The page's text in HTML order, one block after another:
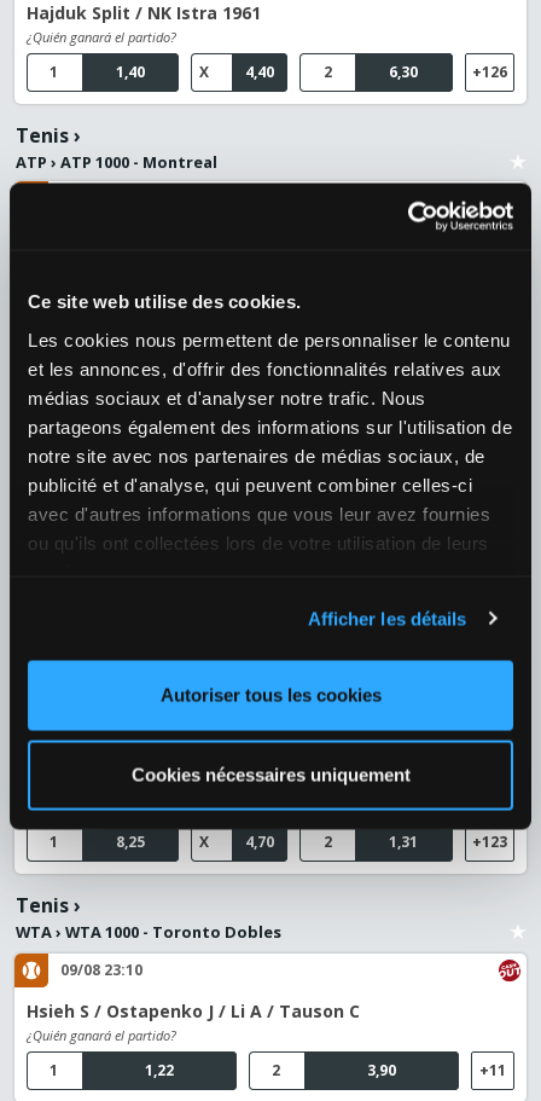
Ce site web utilise des cookies.
Les cookies nous permettent de personnaliser le contenu
et les annonces, d'offrir des fonctionnalités relatives aux
médias sociaux et d'analyser notre trafic. Nous
partageons également des informations sur l'utilisation de
notre site avec nos partenaires de médias sociaux, de
publicité et d'analyse, qui peuvent combiner celles-ci
avec d'autres informations que vous leur avez fournies
ou qu'ils ont collectées lors de votre utilisation de leurs
Afficher les détails
Autoriser tous les cookies
Cookies nécessaires uniquement
Hajduk Split / NK Istra 1961
¿Quién ganará el partido?
1,40
1 4,40
X 6,30
2 +126
Tenis›
ATP › ATP 1000 - Montreal
1,39
1 2
Tallon Griekspoor (NED) / Merida Aguilar, Daniel
¿Quién ganará el partido?
1,77
1 1,99
2 +39
10/08 01:10
Botic Van De Zandschulp (NED) / Jakub Mensik (RTC)
1,35 +40
Ucrania - Premier Liga
09/08 17:00
Veres Rivne / Dynamo Kiev
¿Quién ganará el partido?
8,25
1 4,70
X 1,31
2 +123
Tenis›
WTA› WTA 1000 - Toronto Dobles
09/08 23:10
Hsieh S / Ostapenko J / Li A / Tauson C
¿Quién ganará el partido?
1,22
1 3,90
2 +11